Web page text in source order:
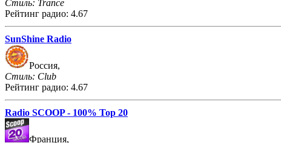
Стиль: Trance
Рейтинг радио: 4.67
SunShine Radio
Россия,
Стиль: Club
Рейтинг радио: 4.67
Radio SCOOP - 100% Top 20
Франция,